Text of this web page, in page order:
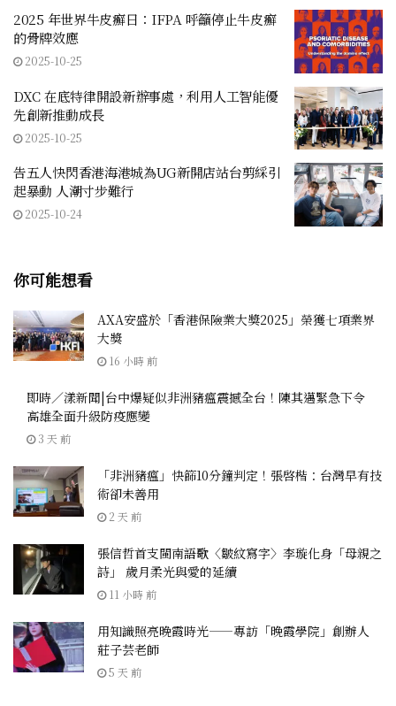
2025 年世界牛皮癬日：IFPA 呼籲停止牛皮癬
的骨牌效應
2025-10-25
DXC 在底特律開設新辦事處，利用人工智能優
先創新推動成長
2025-10-25
告五人快閃香港海港城為UG新開店站台剪綵引
起暴動 人潮寸步難行
2025-10-24
你可能想看
AXA安盛於「香港保險業大獎2025」榮獲七項業界
大獎
16 小時 前
即時／漾新聞|台中爆疑似非洲豬瘟震撼全台！陳其邁緊急下令
高雄全面升級防疫應變
3 天 前
「非洲豬瘟」快篩10分鐘判定！張啓楷：台灣早有技
術卻未善用
2 天 前
張信哲首支閩南語歌〈皺紋寫字〉李璇化身「母親之
詩」 歲月柔光與愛的延續
11 小時 前
用知識照亮晚霞時光——專訪「晚霞學院」創辦人
莊子芸老師
5 天 前